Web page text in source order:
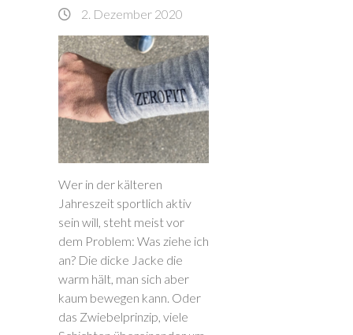
2. Dezember 2020
Wer in der kälteren
Jahreszeit sportlich aktiv
sein will, steht meist vor
dem Problem: Was ziehe ich
an? Die dicke Jacke die
warm hält, man sich aber
kaum bewegen kann. Oder
das Zwiebelprinzip, viele